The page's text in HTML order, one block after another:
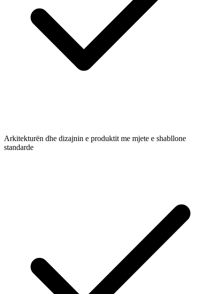
Arkitekturën dhe dizajnin e produktit me mjete e shabllone
standarde